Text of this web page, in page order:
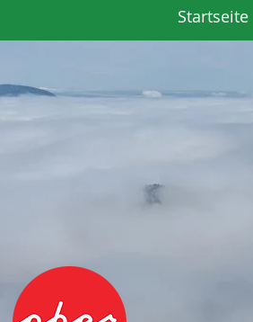
Startseite